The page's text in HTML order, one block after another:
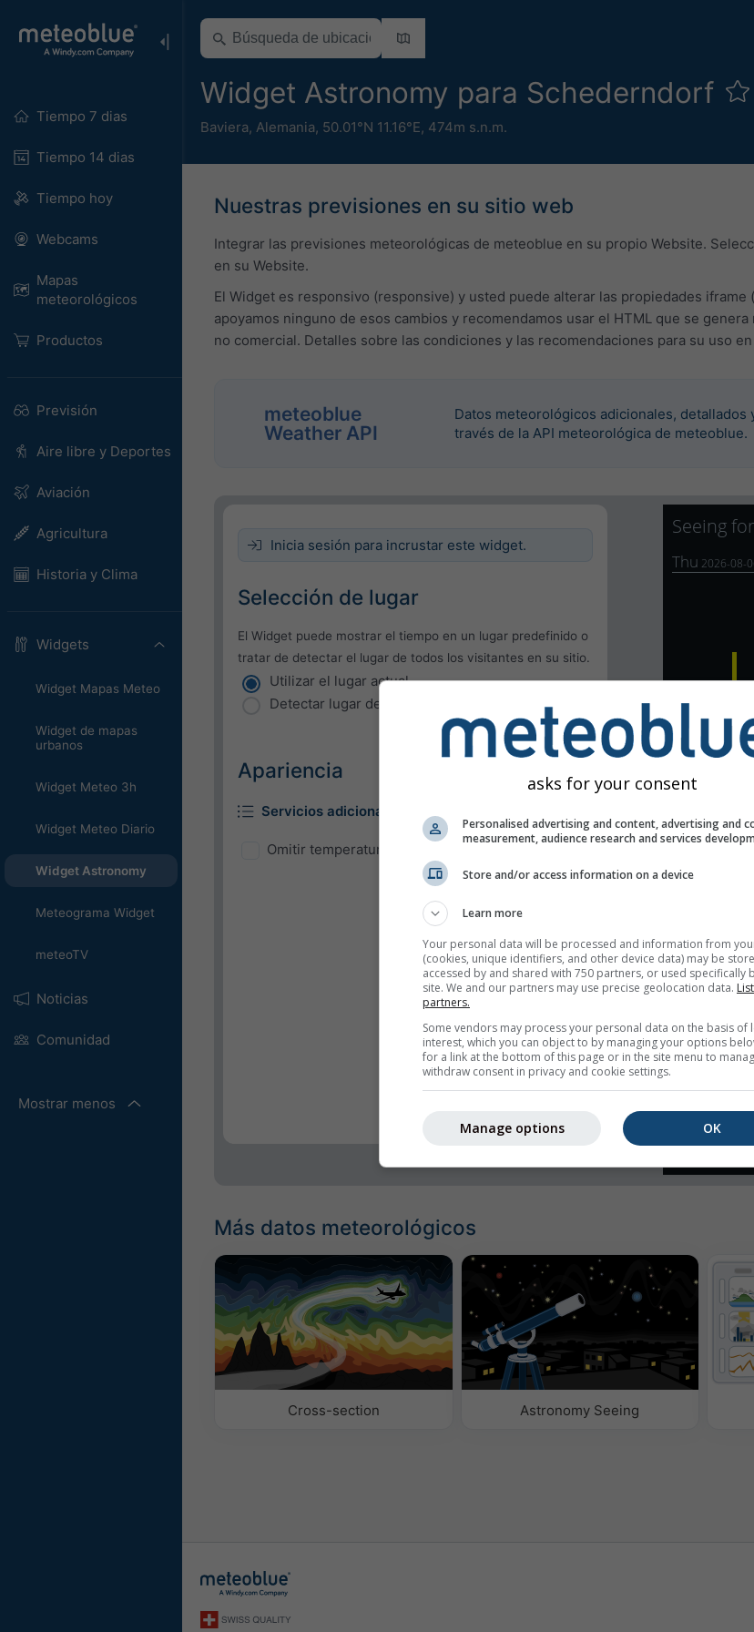
Tiempo 7 dias
Tiempo 14 dias
Tiempo hoy
Webcams
Mapas
meteorológicos
Productos
Previsión
Aire libre y Deportes
Aviación
Agricultura
Historia y Clima
Widgets
Widget Mapas Meteo
Widget de mapas
urbanos
Widget Meteo 3h
Widget Meteo Diario
Widget Astronomy
Meteograma Widget
meteoTV
Noticias
Comunidad
Mostrar menos
Widget Astronomy para Schederndorf
Baviera, Alemania, 50.01°N 11.16°E, 474m s.n.m.
Nuestras previsiones en su sitio web
Integrar las previsiones meteorológicas de meteoblue en su propio Website.
en su Website.
El Widget es responsivo (responsive) y usted puede alterar las propiedades
apoyamos ninguno de esos cambios y recomendamos usar el HTML que se
no comercial. Detalles sobre las condiciones y las recomendaciones para su uso en
meteoblue
Weather API
Datos meteorológicos adicionales,
través de la API meteorológica de meteoblue.
Inicia sesión para incrustar este widget.
Selección de lugar
El Widget puede mostrar el tiempo en un lugar predefinido o
tratar de detectar el lugar de todos los visitantes en su sitio.
Utilizar el lugar actual
Detectar lugar del usuario
Apariencia
Servicios adicionales
Omitir temperatura y humedad
Más datos meteorológicos
Cross-section Astronomy Seeing
asks for your consent
Personalised advertising and content, advertising and
measurement, audience research and services
Store and/or access information on a device
Learn more
Your personal data will be processed and information from
(cookies, unique identifiers, and other device data) may be
accessed by and shared with 750 partners, or used specifically
site. We and our partners may use precise geolocation data.
partners.
Some vendors may process your personal data on the basis of
interest, which you can object to by managing your options
for a link at the bottom of this page or in the site menu to
withdraw consent in privacy and cookie settings.
OK
Manage options